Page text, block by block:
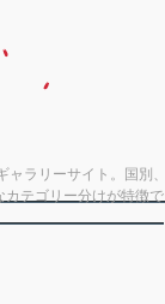
ラリーサイト。国別、
テゴリー分けが特徴で